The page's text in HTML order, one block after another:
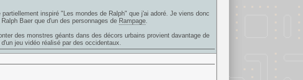
inspiré "Les mondes de Ralph" que j'ai adoré. Je viens donc
Baer que d'un des personnages de Rampage.
des monstres géants dans des décors urbains provient davantage de
jeu vidéo réalisé par des occidentaux.